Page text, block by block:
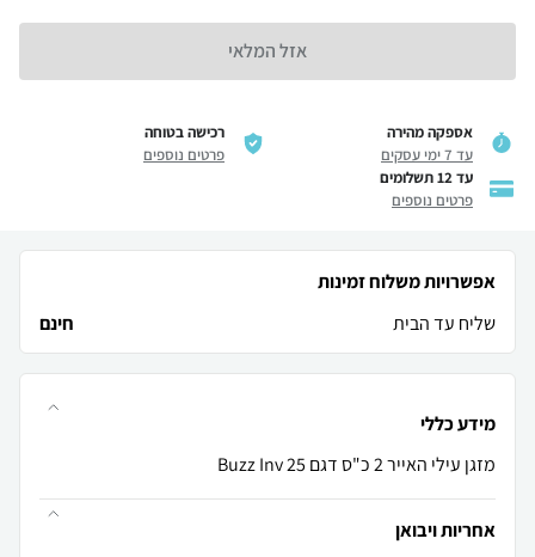
אזל המלאי
אספקה מהירה
עד 7 ימי עסקים
רכישה בטוחה
פרטים נוספים
עד 12 תשלומים
פרטים נוספים
אפשרויות משלוח זמינות
שליח עד הבית
חינם
מידע כללי
מזגן עילי האייר 2 כ"ס דגם Buzz Inv 25
אחריות ויבואן